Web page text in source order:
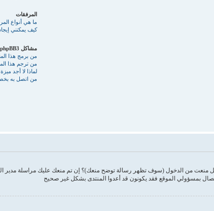
المرفقات
ما هي أنواع
كيف يمكنني
مشاكل phpBB3
من برمج هذا
من ترجم هذا
لماذا لا أجد
من اتصل به
منعت من الدخول (سوف تظهر رسالة توضح منعك)؟ إن تم منعك عليك مراسلة
بمسؤولي الموقع فقد يكونون قد أعدوا المنتدى بشكل غير صحيح